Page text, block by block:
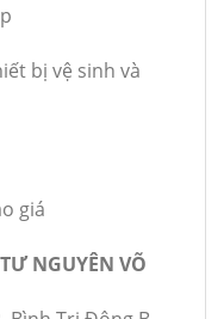
bị vệ sinh và
giá
NGUYÊN VÕ